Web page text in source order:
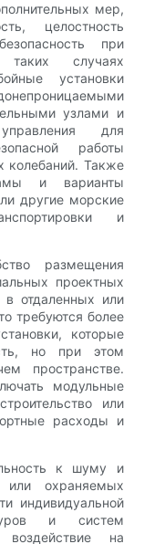
мер,
целостность
при
случаях
установки
узлами и
для
работы
колебаний. Также
и варианты
другие морские
и
размещения
проектных
отдаленных или
требуются более
которые
но при этом
пространстве.
модульные
или
расходы и
к шуму и
охраняемых
индивидуальной
и систем
воздействие на